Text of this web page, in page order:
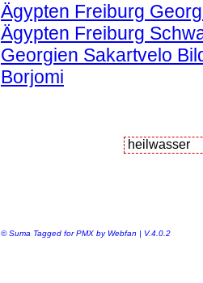
Ägypten Freiburg
Ägypten Freiburg
Georgien Sakartvelo
Borjomi
© Suma Tagged for PMX by Webfan | V.4.0.2